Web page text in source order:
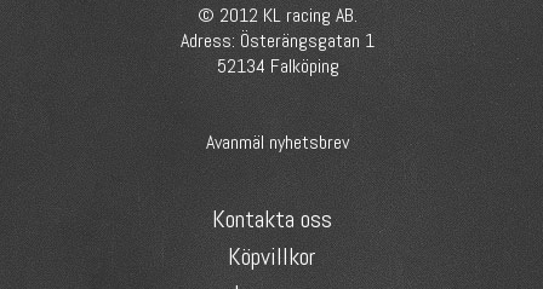
© 2012 KL racing AB.
Adress: Österängsgatan 1
52134 Falköping
Avanmäl nyhetsbrev
Kontakta oss
Köpvillkor